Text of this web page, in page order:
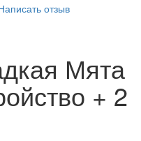
отзыв
Мята
+ 2